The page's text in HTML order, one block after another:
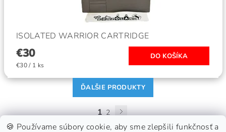
ISOLATED WARRIOR CARTRIDGE
€30
€30 / 1 ks
ĎALŠIE PRODUKTY
1 2
🍪 Používame súbory cookie, aby sme zlepšili funkčnosť a